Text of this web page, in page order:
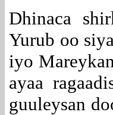
Dhinaca
Yurub oo
iyo
ayaa
guuleysan